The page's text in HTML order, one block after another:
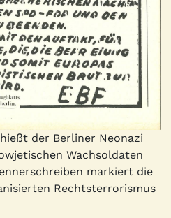
der Berliner Neonazi
Wachsoldaten
markiert die
Rechtsterrorismus